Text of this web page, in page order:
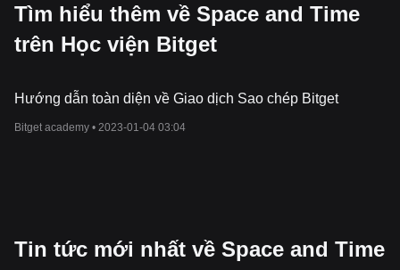
Tìm hiểu thêm về Space and Time
trên Học viện Bitget
Hướng dẫn toàn diện về Giao dịch Sao chép Bitget
Bitget academy • 2023-01-04 03:04
Tin tức mới nhất về Space and Time